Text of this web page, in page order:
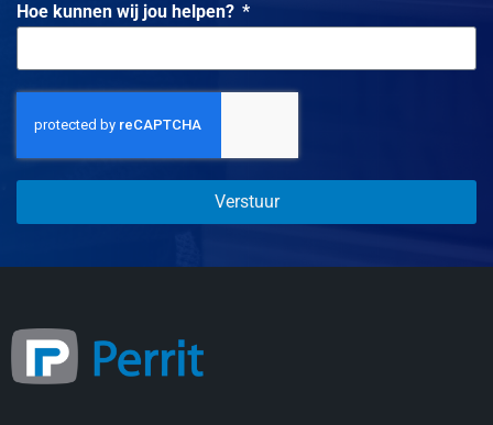
Hoe kunnen wij jou helpen?
Verstuur